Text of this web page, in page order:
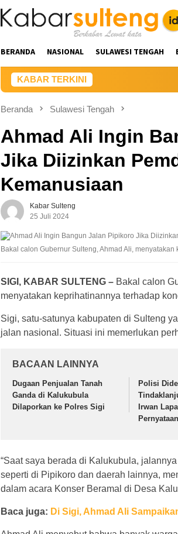
BERANDA NASIONAL SULAWESI TENGAH
KABAR TERKINI
Beranda Sulawesi Tengah
Ahmad Ali Ingin
Jika Diizinkan
Kemanusiaan
Kabar Sulteng
25 Juli 2024
Bakal calon Gubernur Sulteng, Ahmad Ali,
SIGI, KABAR SULTENG – Bakal calon
menyatakan keprihatinannya terhadap
Sigi, satu-satunya kabupaten di Sulteng
jalan nasional. Situasi ini memerlukan
BACAAN LAINNYA
Dugaan Penjualan Tanah
Ganda di Kalukubula
Dilaporkan ke Polres Sigi
Polisi
Irwan
“Saat saya berada di Kalukubula,
seperti di Pipikoro dan daerah lainnya,
dalam acara Konser Beramal di Desa
Baca juga: Di Sigi, Ahmad Ali